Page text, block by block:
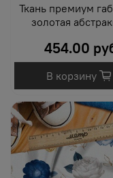
Ткань премиум
золотая
454.00
В корзину